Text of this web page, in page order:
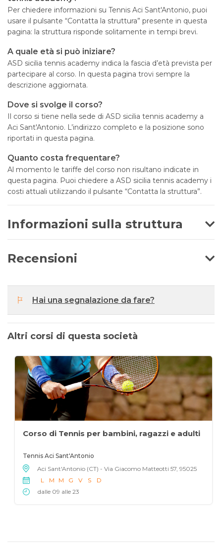
Per chiedere informazioni su Tennis Aci Sant'Antonio, puoi
usare il pulsante “Contatta la struttura” presente in questa
pagina: la struttura risponde solitamente in tempi brevi.
A quale età si può iniziare?
ASD sicilia tennis academy indica la fascia d’età prevista per
partecipare al corso. In questa pagina trovi sempre la
descrizione aggiornata.
Dove si svolge il corso?
Il corso si tiene nella sede di ASD sicilia tennis academy a
Aci Sant'Antonio. L’indirizzo completo e la posizione sono
riportati in questa pagina.
Quanto costa frequentare?
Al momento le tariffe del corso non risultano indicate in
questa pagina. Puoi chiedere a ASD sicilia tennis academy i
costi attuali utilizzando il pulsante “Contatta la struttura”.
Informazioni sulla struttura
Recensioni
Hai una segnalazione da fare?
Altri corsi di questa società
Corso di Tennis per bambini, ragazzi e adulti
Tennis Aci Sant'Antonio
Aci Sant'Antonio (CT) - Via Giacomo Matteotti 57, 95025
L
M M G V S
D
dalle 09 alle 23